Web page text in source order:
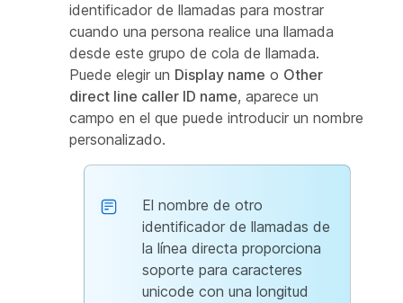
identificador de llamadas para mostrar
cuando una persona realice una llamada
desde este grupo de cola de llamada.
Puede elegir un Display name o Other
direct line caller ID name, aparece un
campo en el que puede introducir un nombre
personalizado.
El nombre de otro
identificador de llamadas de
la línea directa proporciona
soporte para caracteres
unicode con una longitud